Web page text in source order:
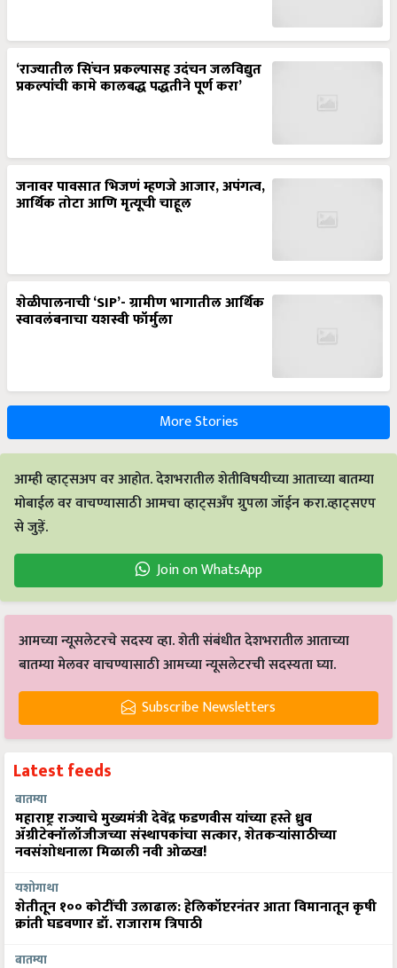
‘राज्यातील सिंचन प्रकल्पासह उदंचन जलविद्युत
प्रकल्पांची कामे कालबद्ध पद्धतीने पूर्ण करा’
जनावर पावसात भिजणं म्हणजे आजार, अपंगत्व,
आर्थिक तोटा आणि मृत्यूची चाहूल
शेळीपालनाची ‘SIP’- ग्रामीण भागातील आर्थिक
स्वावलंबनाचा यशस्वी फॉर्मुला
More Stories
आम्ही व्हाट्सअप वर आहोत. देशभरातील शेतीविषयीच्या आताच्या बातम्या
मोबाईल वर वाचण्यासाठी आमचा व्हाट्सअँप ग्रुपला जॉईन करा.व्हाट्सएप
से जुड़ें.
Join on WhatsApp
आमच्या न्यूसलेटरचे सदस्य व्हा. शेती संबंधीत देशभरातील आताच्या
बातम्या मेलवर वाचण्यासाठी आमच्या न्यूसलेटरची सदस्यता घ्या.
Subscribe Newsletters
Latest feeds
बातम्या
महाराष्ट्र राज्याचे मुख्यमंत्री देवेंद्र फडणवीस यांच्या हस्ते ध्रुव
ॲग्रीटेक्नॉलॉजीजच्या संस्थापकांचा सत्कार, शेतकऱ्यांसाठीच्या
नवसंशोधनाला मिळाली नवी ओळख!
यशोगाथा
शेतीतून १०० कोटींची उलाढाल: हेलिकॉप्टरनंतर आता विमानातून कृषी
क्रांती घडवणार डॉ. राजाराम त्रिपाठी
बातम्या